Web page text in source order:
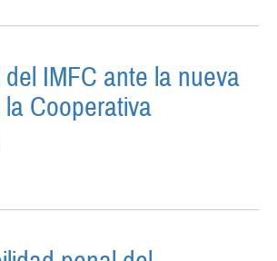
DEL DESARROLLO Y LA
IMFC ante la nueva
Cooperativa